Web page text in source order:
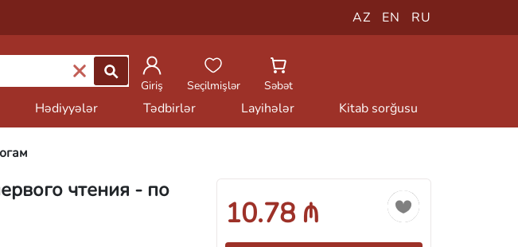
AZ EN RU
Giriş
Seçilmişlər Səbət
Hədiyyələr Tədbirlər Layihələr Kitab sorğusu
чтения - по
10.78 ₼